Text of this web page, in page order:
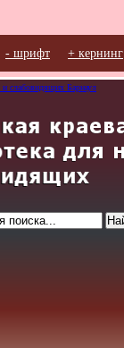
+ кернинг
- шрифт